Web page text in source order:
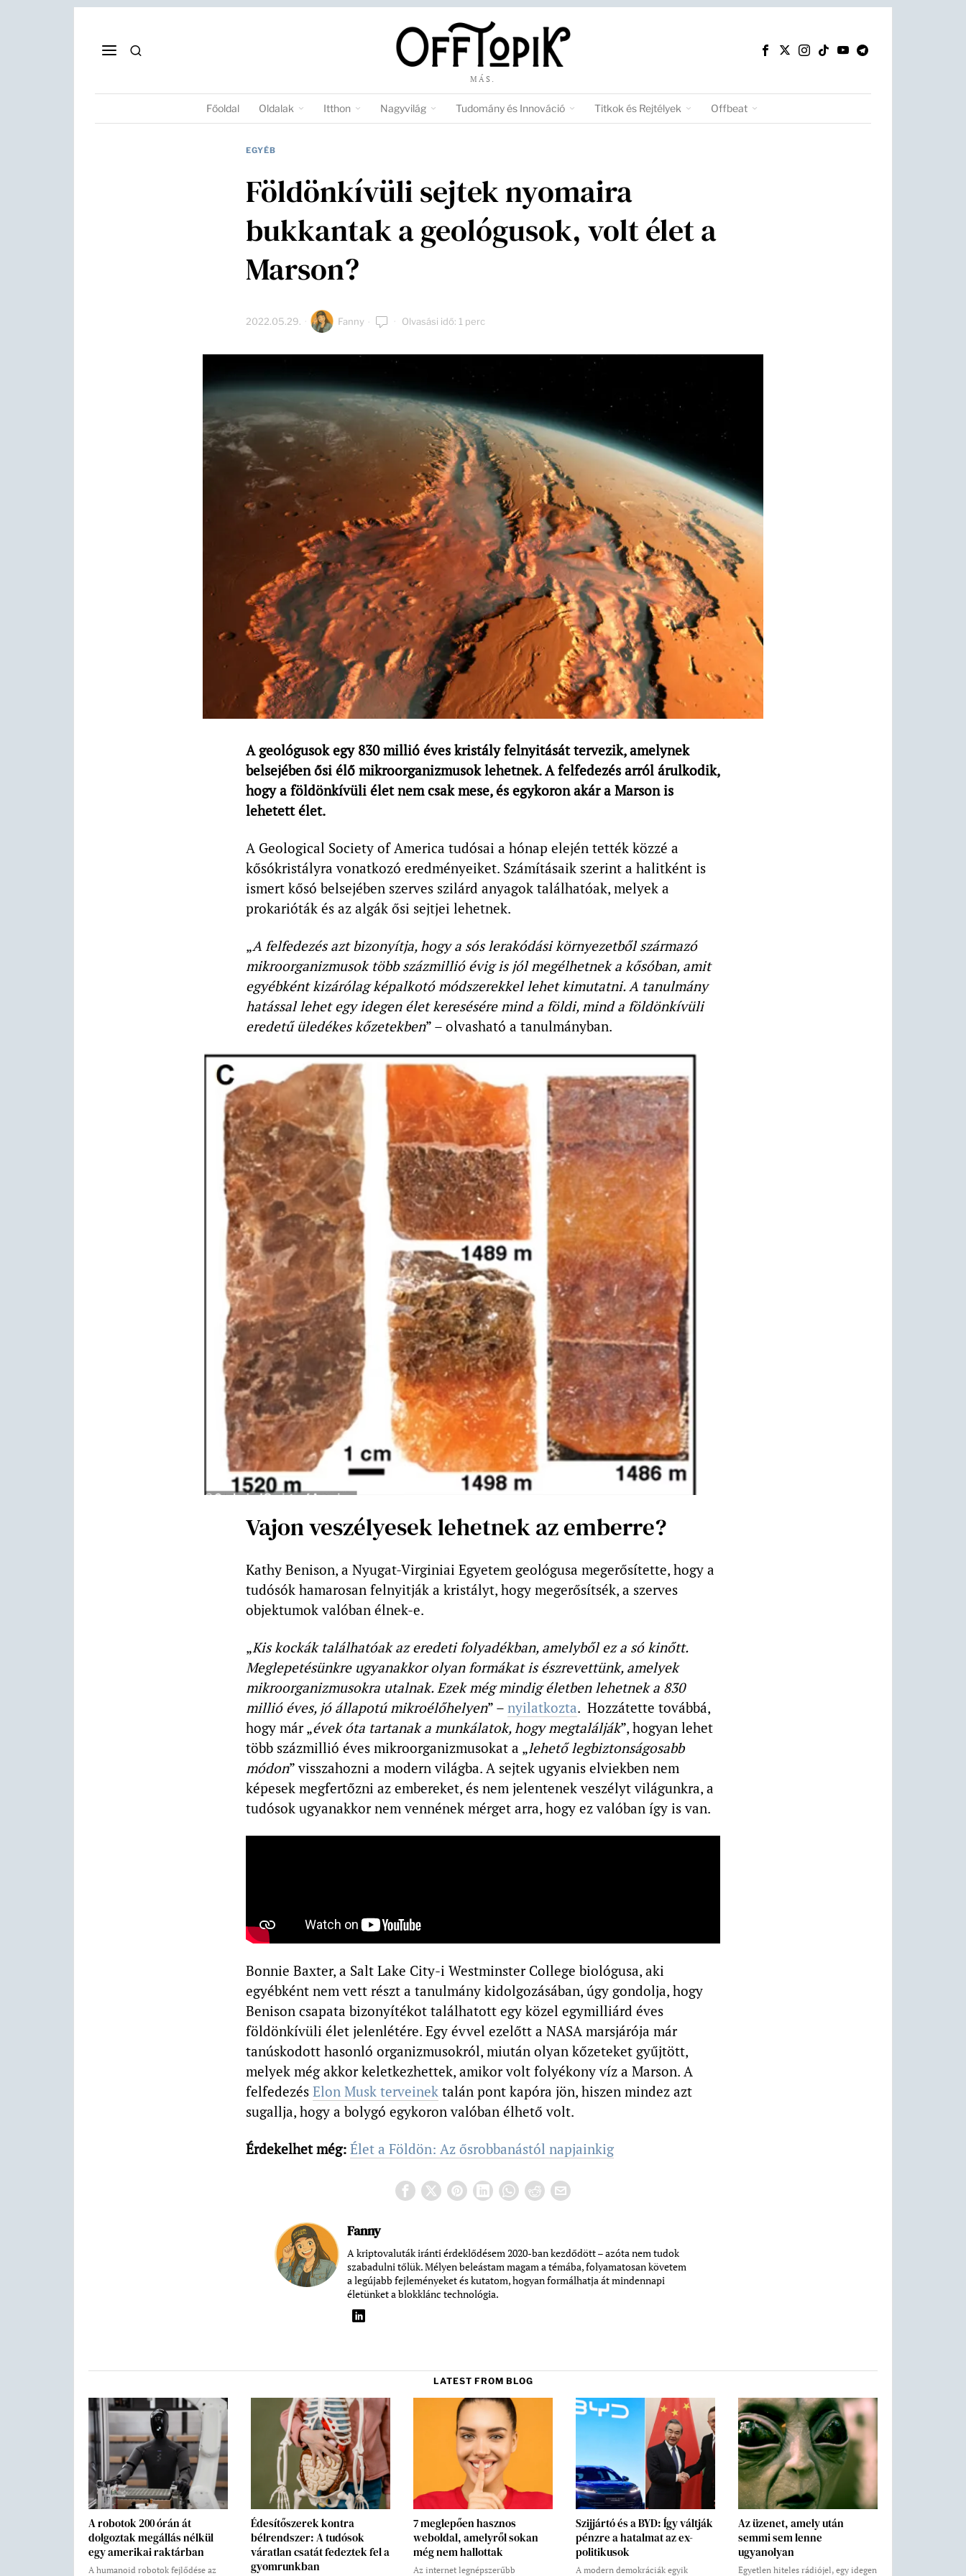
MÁS.
Főoldal Oldalak Itthon Nagyvilág Tudomány és Innováció Titkok és Rejtélyek Offbeat
EGYÉB
Földönkívüli sejtek nyomaira
bukkantak a geológusok, volt élet a
Marson?
2022.05.29. Fanny Olvasási idő: 1 perc
A geológusok egy 830 millió éves kristály felnyitását tervezik, amelynek
belsejében ősi élő mikroorganizmusok lehetnek. A felfedezés arról árulkodik,
hogy a földönkívüli élet nem csak mese, és egykoron akár a Marson is
lehetett élet.
A Geological Society of America tudósai a hónap elején tették közzé a
kősókristályra vonatkozó eredményeiket. Számításaik szerint a halitként is
ismert kősó belsejében szerves szilárd anyagok találhatóak, melyek a
prokarióták és az algák ősi sejtjei lehetnek.
„A felfedezés azt bizonyítja, hogy a sós lerakódási környezetből származó
mikroorganizmusok több százmillió évig is jól megélhetnek a kősóban, amit
egyébként kizárólag képalkotó módszerekkel lehet kimutatni. A tanulmány
hatással lehet egy idegen élet keresésére mind a földi, mind a földönkívüli
eredetű üledékes kőzetekben” – olvasható a tanulmányban.
Vajon veszélyesek lehetnek az emberre?
Kathy Benison, a Nyugat-Virginiai Egyetem geológusa megerősítette, hogy a
tudósók hamarosan felnyitják a kristályt, hogy megerősítsék, a szerves
objektumok valóban élnek-e.
„Kis kockák találhatóak az eredeti folyadékban, amelyből ez a só kinőtt.
Meglepetésünkre ugyanakkor olyan formákat is észrevettünk, amelyek
mikroorganizmusokra utalnak. Ezek még mindig életben lehetnek a 830
millió éves, jó állapotú mikroélőhelyen” – nyilatkozta. Hozzátette továbbá,
hogy már „évek óta tartanak a munkálatok, hogy megtalálják”, hogyan lehet
több százmillió éves mikroorganizmusokat a „lehető legbiztonságosabb
módon” visszahozni a modern világba. A sejtek ugyanis elviekben nem
képesek megfertőzni az embereket, és nem jelentenek veszélyt világunkra, a
tudósok ugyanakkor nem vennének mérget arra, hogy ez valóban így is van.
Bonnie Baxter, a Salt Lake City-i Westminster College biológusa, aki
egyébként nem vett részt a tanulmány kidolgozásában, úgy gondolja, hogy
Benison csapata bizonyítékot találhatott egy közel egymilliárd éves
földönkívüli élet jelenlétére. Egy évvel ezelőtt a NASA marsjárója már
tanúskodott hasonló organizmusokról, miután olyan kőzeteket gyűjtött,
melyek még akkor keletkezhettek, amikor volt folyékony víz a Marson. A
felfedezés Elon Musk terveinek talán pont kapóra jön, hiszen mindez azt
sugallja, hogy a bolygó egykoron valóban élhető volt.
Érdekelhet még: Élet a Földön: Az ősrobbanástól napjainkig
Fanny
A kriptovaluták iránti érdeklődésem 2020-ban kezdődött – azóta nem tudok
szabadulni tőlük. Mélyen beleástam magam a témába, folyamatosan követem
a legújabb fejleményeket és kutatom, hogyan formálhatja át mindennapi
életünket a blokklánc technológia.
LATEST FROM BLOG
A robotok 200 órán át
dolgoztak megállás nélkül
egy amerikai raktárban
A humanoid robotok fejlődése az
Édesítőszerek kontra
bélrendszer: A tudósok
váratlan csatát fedeztek fel a
gyomrunkban
7 meglepően hasznos
weboldal, amelyről sokan
még nem hallottak
Az internet legnépszerűbb
Szijjártó és a BYD: Így váltják
pénzre a hatalmat az ex-
politikusok
A modern demokráciák egyik
Az üzenet, amely után
semmi sem lenne
ugyanolyan
Egyetlen hiteles rádiójel, egy idegen